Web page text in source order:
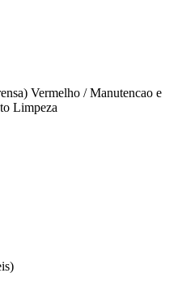
Vermelho / Manutencao e
Limpeza